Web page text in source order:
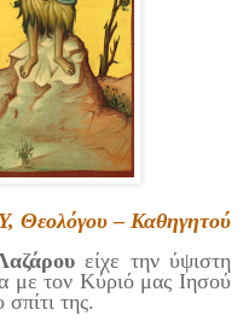
– Καθηγητού
είχε την ύψιστη
με τον Κύριό μας Ιησού
της.